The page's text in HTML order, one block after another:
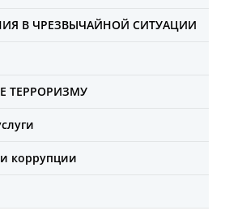
В ЧРЕЗВЫЧАЙНОЙ СИТУАЦИИ
ТЕРРОРИЗМУ
коррупции